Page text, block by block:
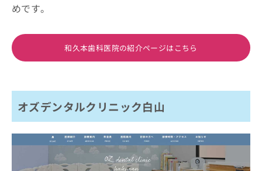
めです。
和久本歯科医院の紹介ページはこちら
オズデンタルクリニック白山